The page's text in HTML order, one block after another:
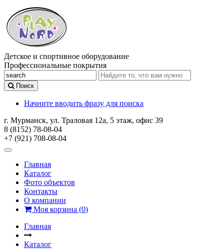
Детское и спортивное оборудование
Профессиональные покрытия
Поиск
Начните вводить фразу для поиска
г. Мурманск, ул. Траловая 12а, 5 этаж, офис 39
8 (8152) 78-08-04
+7 (921) 708-08-04
Главная
Каталог
Фото объектов
Контакты
О компании
Моя корзина (0)
Главная
Каталог